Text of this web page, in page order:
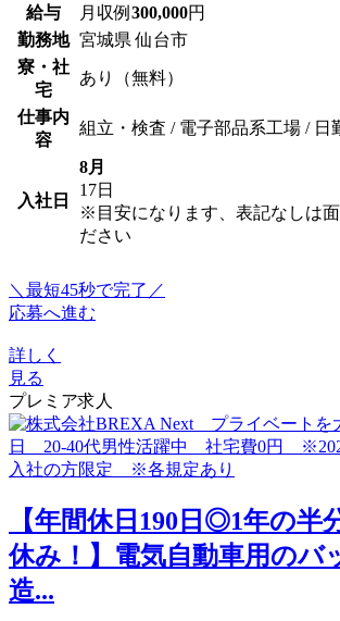
給与 月収例 300,000円
勤務地 宮城県 仙台市
寮・社
宅
あり（無料）
仕事内
容
組立・検査 / 電子部品系工場 / 日
入社日
8月
17日
※目安になります、表記なしは面
ださい
＼最短45秒で完了／
応募へ進む
詳しく
見る
プレミア求人
【年間休日190日◎1年の半
休み！】電気自動車用のバ
造...